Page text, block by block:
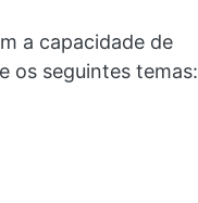
a capacidade de
os seguintes temas: